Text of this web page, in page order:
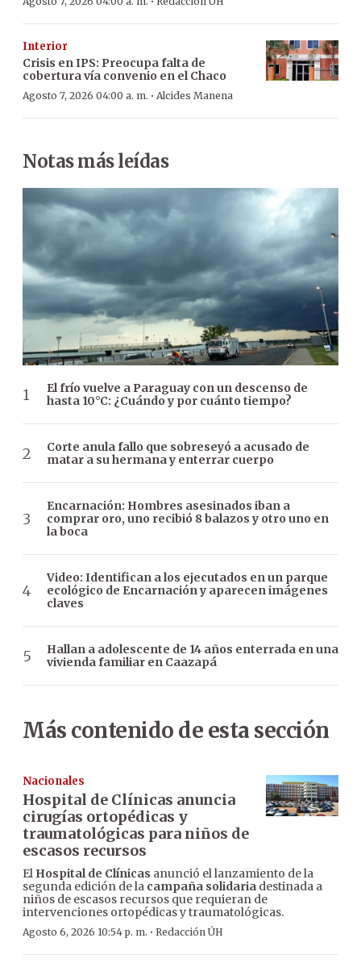
Interior
Crisis en IPS: Preocupa falta de
cobertura vía convenio en el Chaco
Agosto 7, 2026 04:00 a. m. · Alcides Manena
Notas más leídas
El frío vuelve a Paraguay con un descenso de
hasta 10°C: ¿Cuándo y por cuánto tiempo?
Corte anula fallo que sobreseyó a acusado de
matar a su hermana y enterrar cuerpo
Encarnación: Hombres asesinados iban a
comprar oro, uno recibió 8 balazos y otro uno en
la boca
Video: Identifican a los ejecutados en un parque
ecológico de Encarnación y aparecen imágenes
claves
Hallan a adolescente de 14 años enterrada en una
vivienda familiar en Caazapá
Más contenido de esta sección
Nacionales
Hospital de Clínicas anuncia
cirugías ortopédicas y
traumatológicas para niños de
escasos recursos
El Hospital de Clínicas anunció el lanzamiento de la
segunda edición de la campaña solidaria destinada a
niños de escasos recursos que requieran de
intervenciones ortopédicas y traumatológicas.
Agosto 6, 2026 10:54 p. m. · Redacción ÚH